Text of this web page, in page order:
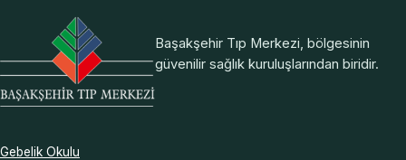
Başakşehir Tıp Merkezi, bölgesinin
güvenilir sağlık kuruluşlarından biridir.
Gebelik Okulu